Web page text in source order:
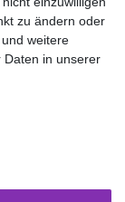
AGB
zu ändern oder
und weitere
Daten in unserer